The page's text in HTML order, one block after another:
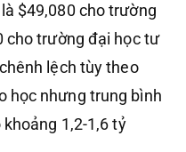
$49,080 cho trường
cho trường đại học tư
lệch tùy theo
học nhưng trung bình
1,2-1,6 tỷ